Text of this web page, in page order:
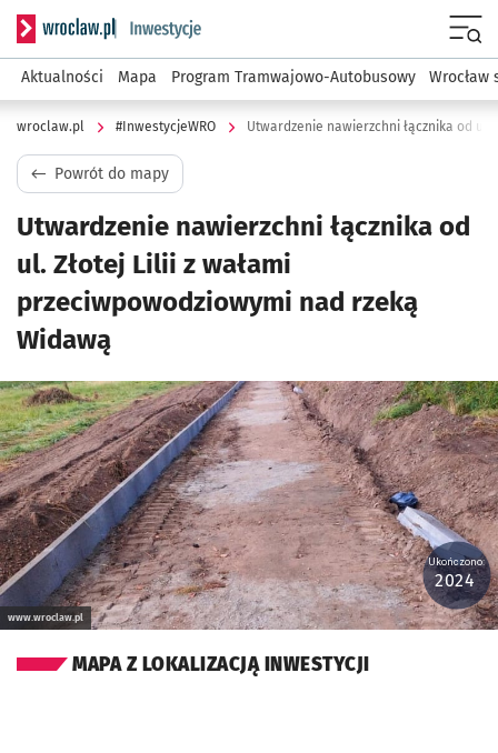
Serwis informacyjny wroclaw.pl podserwis:
Aktualności Mapa Program Tramwajowo-Autobusowy Wrocław
wroclaw.pl #InwestycjeWRO
Powrót do mapy
Utwardzenie nawierzchni łącznika od
ul. Złotej Lilii z wałami
przeciwpowodziowymi nad rzeką
Widawą
Kliknij, aby powiększyć
www.wroclaw.pl
Ukończono:
2024
MAPA Z LOKALIZACJĄ INWESTYCJI